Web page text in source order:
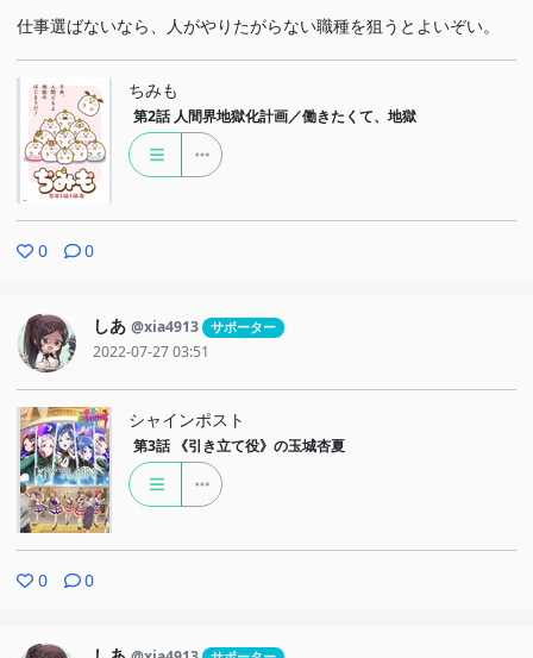
仕事選ばないなら、人がやりたがらない職種を狙うとよいぞい。
ちみも
第2話 人間界地獄化計画／働きたくて、地獄
0 0
しあ @xia4913 サポーター
2022-07-27 03:51
シャインポスト
第3話 《引き立て役》の玉城杏夏
0 0